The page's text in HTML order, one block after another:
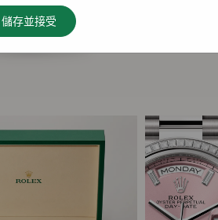
儲存並接受